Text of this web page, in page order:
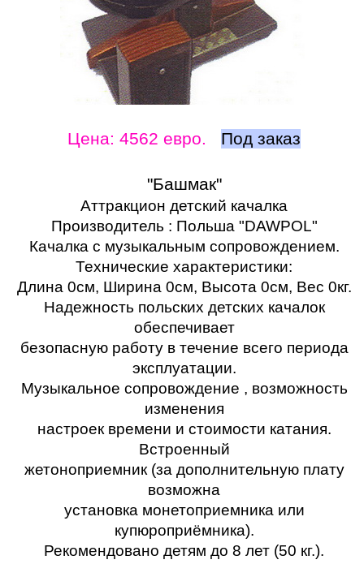
Цена: 4562 евро. Под заказ
"Башмак"
Аттракцион детский качалка
Производитель : Польша "DAWPOL"
Качалка с музыкальным сопровождением.
Технические характеристики:
Длина 0см, Ширина 0см, Высота 0см, Вес 0кг.
Надежность польских детских качалок
обеспечивает
безопасную работу в течение всего периода
эксплуатации.
Музыкальное сопровождение , возможность
изменения
настроек времени и стоимости катания.
Встроенный
жетоноприемник (за дополнительную плату
возможна
установка монетоприемника или
купюроприёмника).
Рекомендовано детям до 8 лет (50 кг.).